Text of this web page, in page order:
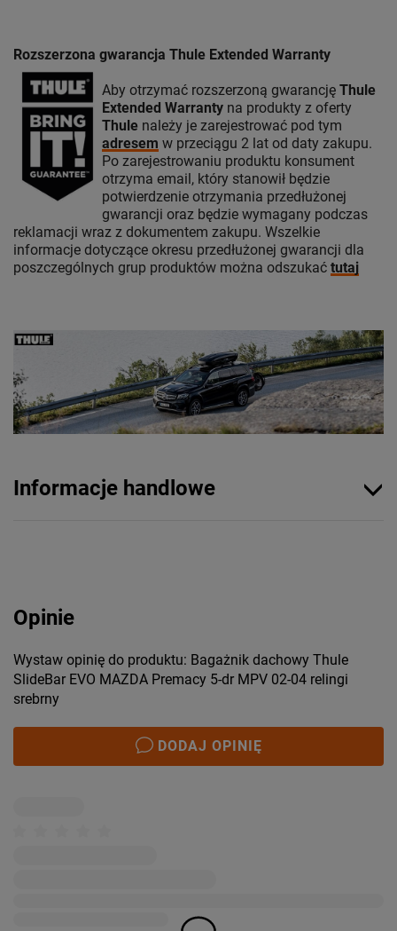
Rozszerzona gwarancja Thule Extended Warranty
Aby otrzymać rozszerzoną gwarancję Thule
Extended Warranty na produkty z oferty
Thule należy je zarejestrować pod tym
adresem w przeciągu 2 lat od daty zakupu.
Po zarejestrowaniu produktu konsument
otrzyma email, który stanowił będzie
potwierdzenie otrzymania przedłużonej
gwarancji oraz będzie wymagany podczas
reklamacji wraz z dokumentem zakupu. Wszelkie
informacje dotyczące okresu przedłużonej gwarancji dla
poszczególnych grup produktów można odszukać tutaj
Informacje handlowe
Opinie
Wystaw opinię do produktu: Bagażnik dachowy Thule
SlideBar EVO MAZDA Premacy 5-dr MPV 02-04 relingi
srebrny
DODAJ OPINIĘ